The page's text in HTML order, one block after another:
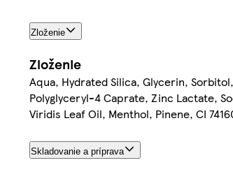
Zloženie
Zloženie
Aqua, Hydrated Silica, Glycerin,
Polyglyceryl-4 Caprate, Zinc Lactate,
Viridis Leaf Oil, Menthol, Pinene, CI
Skladovanie a príprava